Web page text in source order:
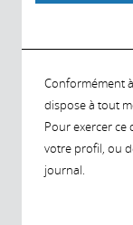
Conformément
dispose à tout
Pour exercer
votre profil, ou
journal.